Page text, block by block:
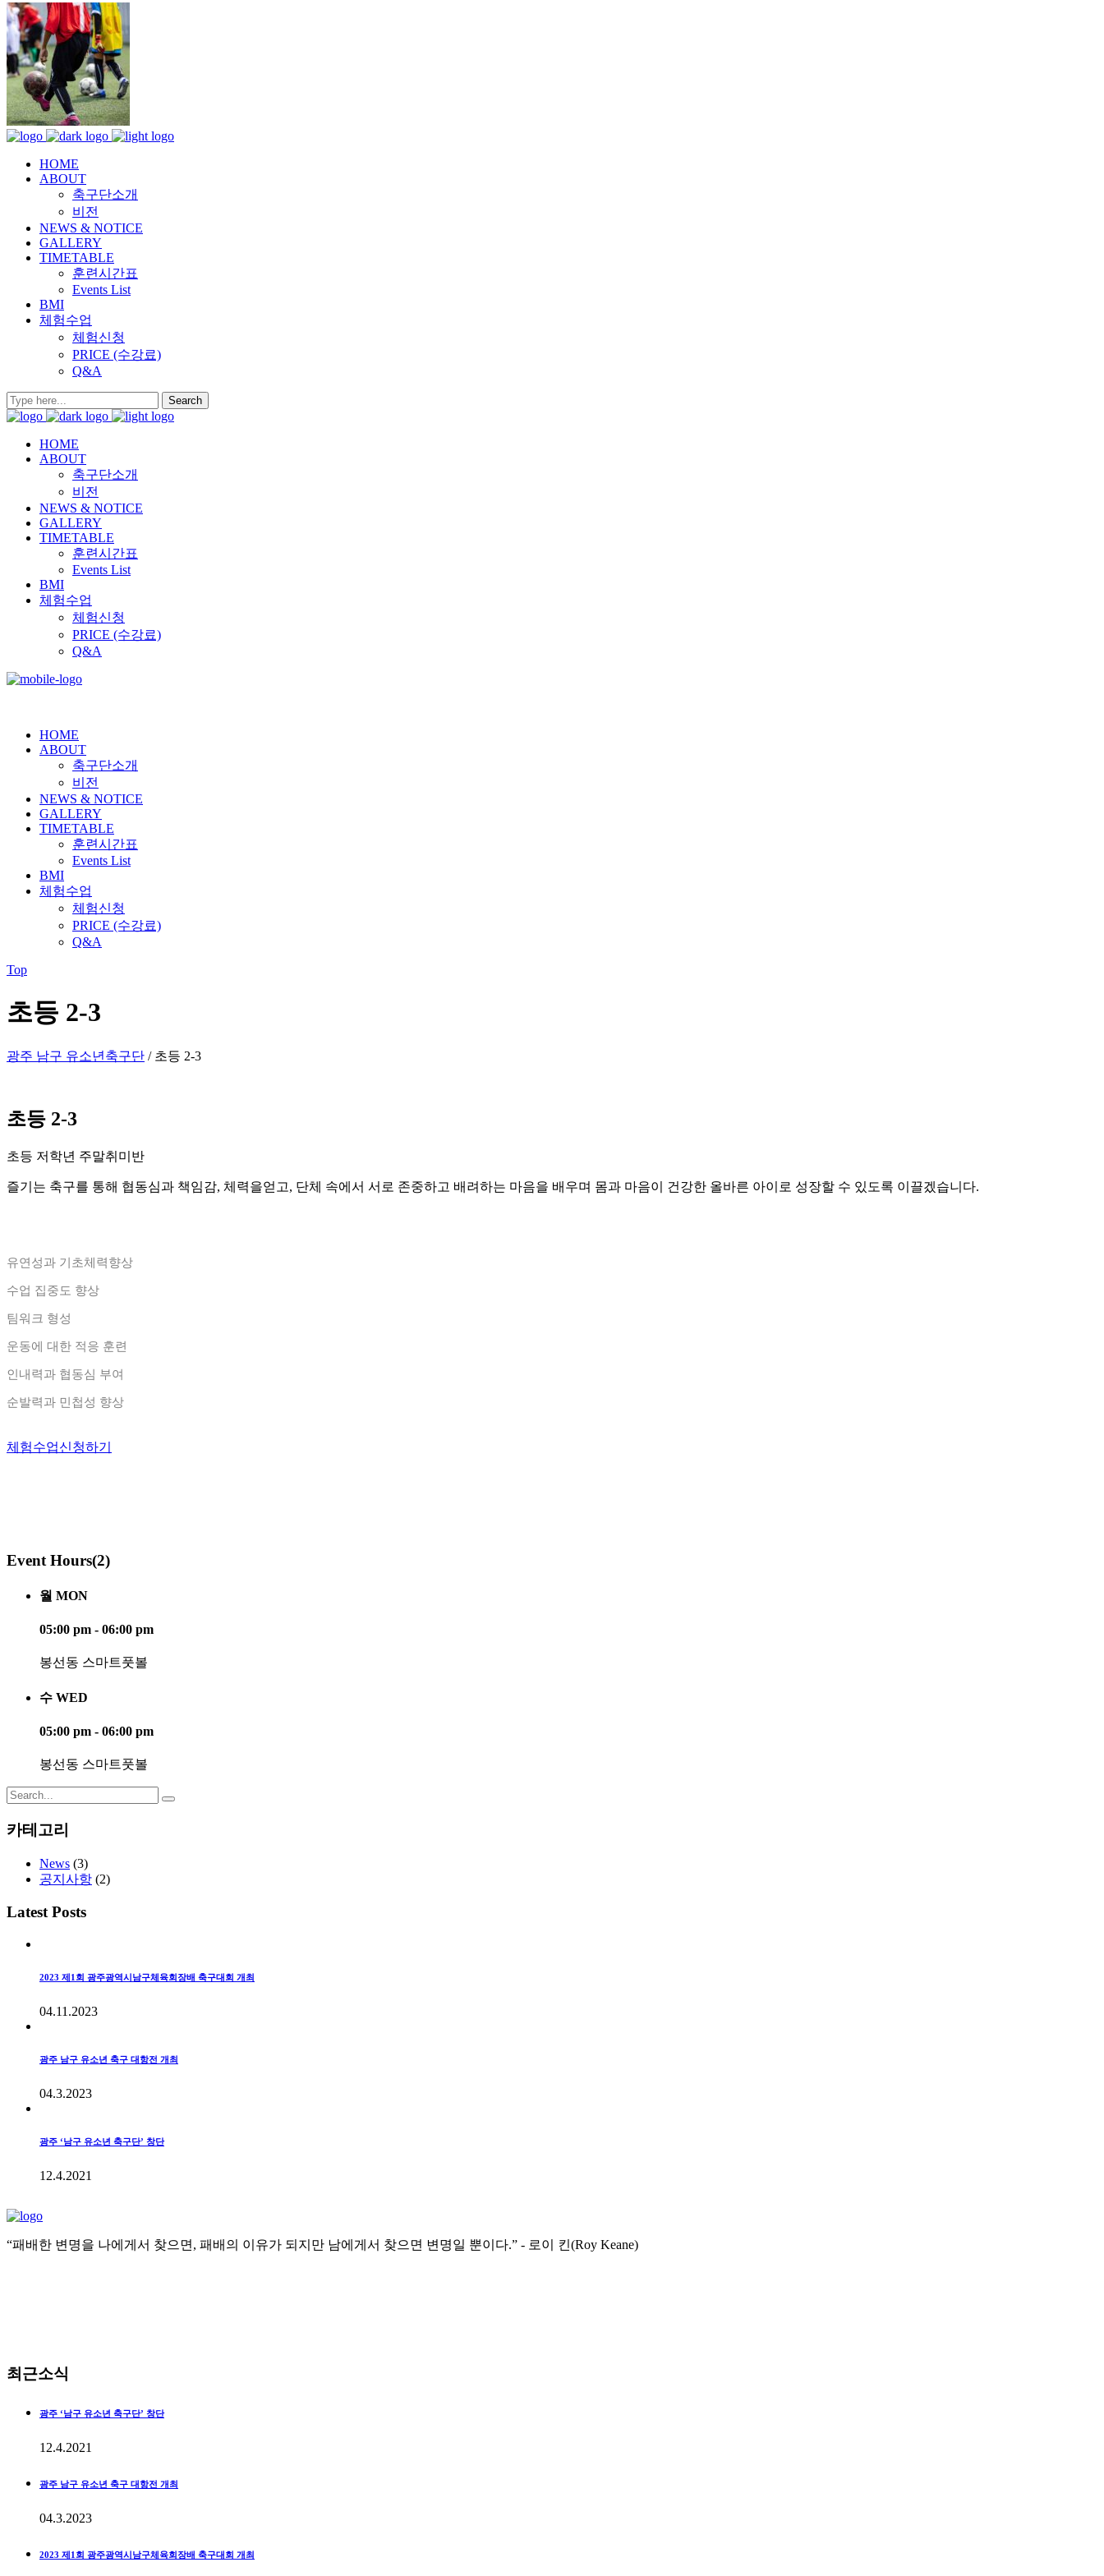
HOME
ABOUT
축구단소개
비전
NEWS & NOTICE
GALLERY
TIMETABLE
훈련시간표
Events List
BMI
체험수업
체험신청
PRICE (수강료)
Q&A
HOME
ABOUT
축구단소개
비전
NEWS & NOTICE
GALLERY
TIMETABLE
훈련시간표
Events List
BMI
체험수업
체험신청
PRICE (수강료)
Q&A
HOME
ABOUT
축구단소개
비전
NEWS & NOTICE
GALLERY
TIMETABLE
훈련시간표
Events List
BMI
체험수업
체험신청
PRICE (수강료)
Q&A
Top
초등 2-3
광주 남구 유소년축구단 / 초등 2-3
초등 2-3
초등 저학년 주말취미반
즐기는 축구를 통해 협동심과 책임감, 체력을얻고, 단체 속에서 서로 존중하고 배려하는 마음을 배우며 몸과 마음이 건강한 올바른 아이로 성장할 수 있도록 이끌겠습니다.
유연성과 기초체력향상
수업 집중도 향상
팀워크 형성
운동에 대한 적응 훈련
인내력과 협동심 부여
순발력과 민첩성 향상
체험수업신청하기
Event Hours(2)
월 MON
05:00 pm - 06:00 pm
봉선동 스마트풋볼
수 WED
05:00 pm - 06:00 pm
봉선동 스마트풋볼
Search
for:
카테고리
News (3)
공지사항 (2)
Latest Posts
2023 제1회 광주광역시남구체육회장배 축구대회 개최
04.11.2023
광주 남구 유소년 축구 대항전 개최
04.3.2023
광주 ‘남구 유소년 축구단’ 창단
12.4.2021
“패배한 변명을 나에게서 찾으면, 패배의 이유가 되지만 남에게서 찾으면 변명일 뿐이다.” - 로이 킨(Roy Keane)
최근소식
광주 ‘남구 유소년 축구단’ 창단
12.4.2021
광주 남구 유소년 축구 대항전 개최
04.3.2023
2023 제1회 광주광역시남구체육회장배 축구대회 개최